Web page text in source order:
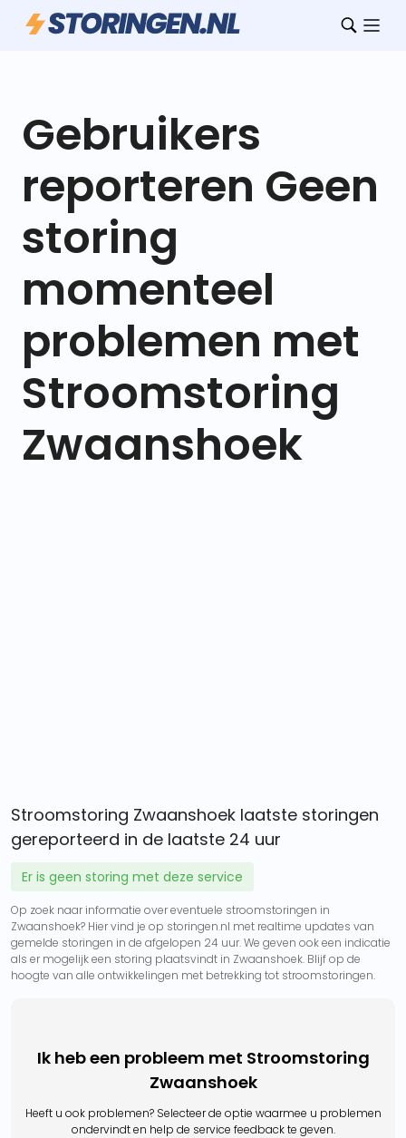
Gebruikers
reporteren Geen
storing
momenteel
problemen met
Stroomstoring
Zwaanshoek
Stroomstoring Zwaanshoek laatste storingen
gereporteerd in de laatste 24 uur
Er is geen storing met deze service
Op zoek naar informatie over eventuele stroomstoringen in
Zwaanshoek? Hier vind je op storingen.nl met realtime updates van
gemelde storingen in de afgelopen 24 uur. We geven ook een indicatie
als er mogelijk een storing plaatsvindt in Zwaanshoek. Blijf op de
hoogte van alle ontwikkelingen met betrekking tot stroomstoringen.
Ik heb een probleem met Stroomstoring
Zwaanshoek
Heeft u ook problemen? Selecteer de optie waarmee u problemen
ondervindt en help de service feedback te geven.